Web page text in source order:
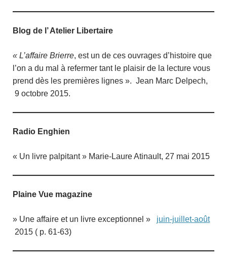
Blog de l’ Atelier Libertaire
« L’affaire Brierre, est un de ces ouvrages d’histoire que
l’on a du mal à refermer tant le plaisir de la lecture vous
prend dès les premières lignes ». Jean Marc Delpech,
9 octobre 2015.
Radio Enghien
« Un livre palpitant » Marie-Laure Atinault, 27 mai 2015
Plaine Vue magazine
» Une affaire et un livre exceptionnel » juin-juillet-août
2015 ( p. 61-63)